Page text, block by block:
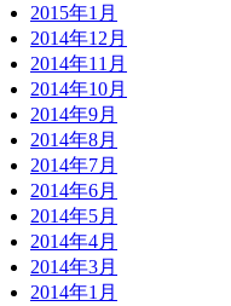
2015年1月
2014年12月
2014年11月
2014年10月
2014年9月
2014年8月
2014年7月
2014年6月
2014年5月
2014年4月
2014年3月
2014年1月